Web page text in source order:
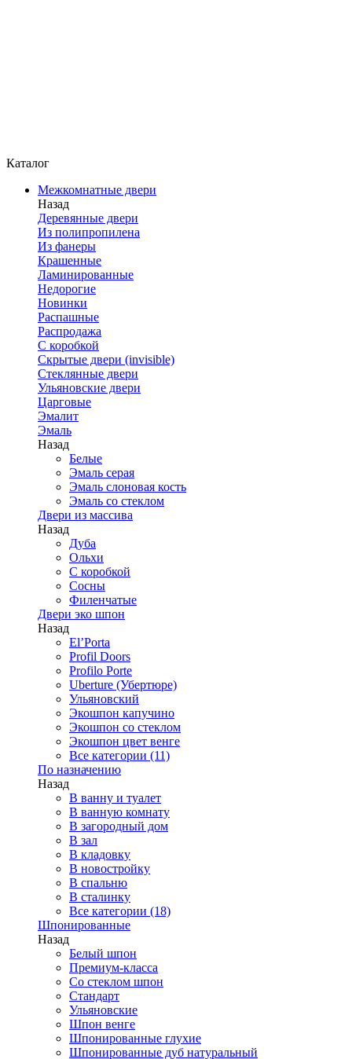
Каталог
Межкомнатные двери
Назад
Деревянные двери
Из полипропилена
Из фанеры
Крашенные
Ламинированные
Недорогие
Новинки
Распашные
Распродажа
С коробкой
Скрытые двери (invisible)
Стеклянные двери
Ульяновские двери
Царговые
Эмалит
Эмаль
Назад
Белые
Эмаль серая
Эмаль слоновая кость
Эмаль со стеклом
Двери из массива
Назад
Дуба
Ольхи
С коробкой
Сосны
Филенчатые
Двери эко шпон
Назад
El’Porta
Profil Doors
Profilo Porte
Uberture (Убертюре)
Ульяновский
Экошпон капучино
Экошпон со стеклом
Экошпон цвет венге
Все категории (11)
По назначению
Назад
В ванну и туалет
В ванную комнату
В загородный дом
В зал
В кладовку
В новостройку
В спальню
В сталинку
Все категории (18)
Шпонированные
Назад
Белый шпон
Премиум-класса
Со стеклом шпон
Стандарт
Ульяновские
Шпон венге
Шпонированные глухие
Шпонированные дуб натуральный